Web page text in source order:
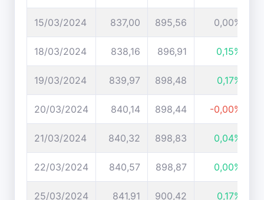
15/03/2024 837,00 895,56 0,00%
18/03/2024 838,16 896,91 0,15%
19/03/2024 839,97 898,48 0,17%
20/03/2024 840,14 898,44 -0,00%
21/03/2024 840,32 898,83 0,04%
22/03/2024 840,57 898,87 0,00%
25/03/2024 841,91 900,42 0,17%